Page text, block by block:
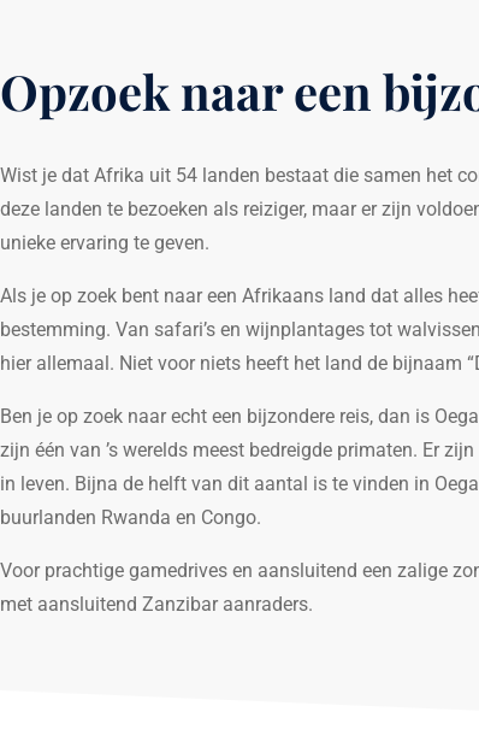
Opzoek naar een
Wist je dat Afrika uit 54 landen bestaat die samen het
deze landen te bezoeken als reiziger, maar er zijn
unieke ervaring te geven.
Als je op zoek bent naar een Afrikaans land dat alles
bestemming. Van safari’s en wijnplantages tot
hier allemaal. Niet voor niets heeft het land de bijnaam
Ben je op zoek naar echt een bijzondere reis, dan is
zijn één van ’s werelds meest bedreigde primaten. Er
in leven. Bijna de helft van dit aantal is te vinden in
buurlanden Rwanda en Congo.
Voor prachtige gamedrives en aansluitend een zalige
met aansluitend Zanzibar aanraders.